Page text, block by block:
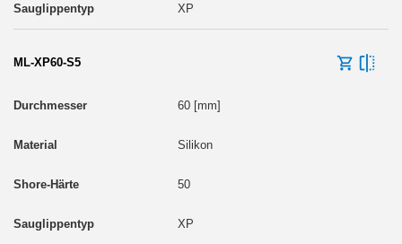
XP
ML-XP60-S5
60 [mm]
Silikon
50
XP